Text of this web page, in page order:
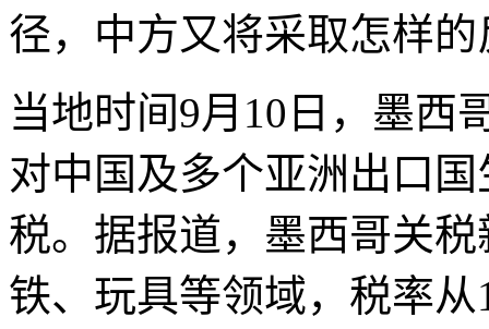
径，中方又将采取怎样
当地时间9月10日，墨西
对中国及多个亚洲出口
税。据报道，墨西哥关
铁、玩具等领域，税率